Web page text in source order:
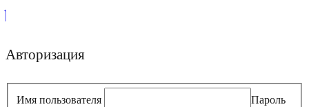
Авторизация
Имя пользователя Пароль